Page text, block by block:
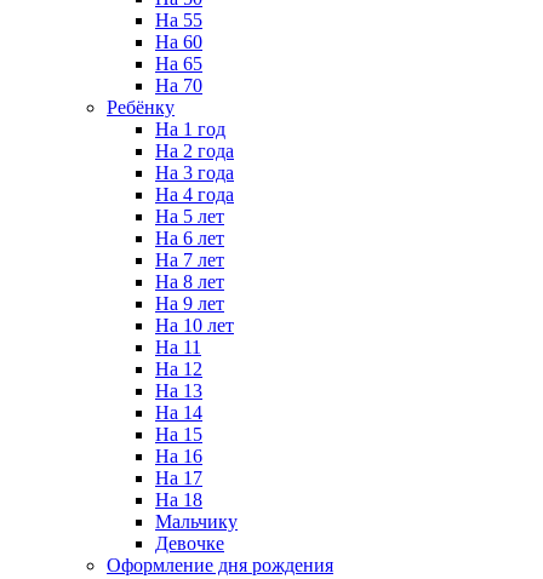
На 55
На 60
На 65
На 70
Ребёнку
На 1 год
На 2 года
На 3 года
На 4 года
На 5 лет
На 6 лет
На 7 лет
На 8 лет
На 9 лет
На 10 лет
На 11
На 12
На 13
На 14
На 15
На 16
На 17
На 18
Мальчику
Девочке
Оформление дня рождения